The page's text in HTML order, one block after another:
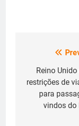
de
Post
Reino
restrições de
para
vindos do